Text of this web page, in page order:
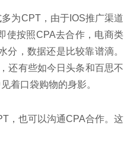
为CPT，由于IOS推广渠道
使按照CPA去合作，电商类
分，数据还是比较靠谱滴。
还有些如今日头条和百思不
着口袋购物的身影。
，也可以沟通CPA合作。这